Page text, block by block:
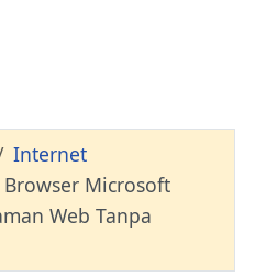
Internet
Microsoft
Web Tanpa